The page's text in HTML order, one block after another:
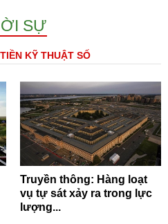
SỰ
KỸ THUẬT SỐ
Truyền thông: Hàng loạt
vụ tự sát xảy ra trong lực
lượng...